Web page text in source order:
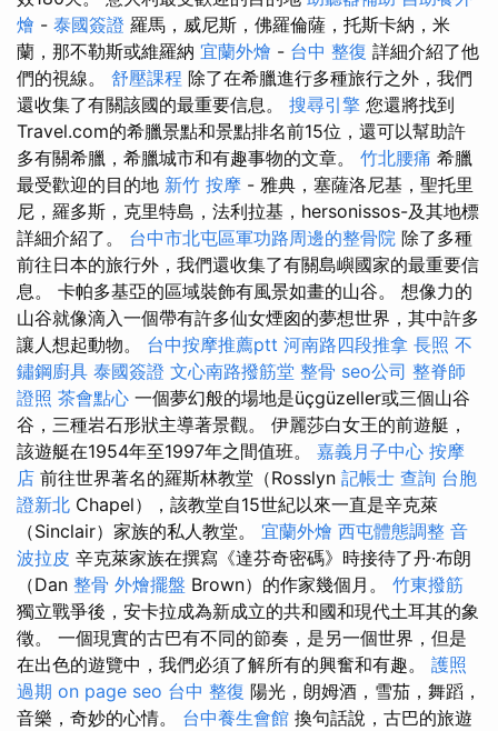
燴 - 泰國簽證 羅馬，威尼斯，佛羅倫薩，托斯卡納，米
蘭，那不勒斯或維羅納 宜蘭外燴 - 台中 整復 詳細介紹了他
們的視線。 舒壓課程 除了在希臘進行多種旅行之外，我們
還收集了有關該國的最重要信息。 搜尋引擎 您還將找到
Travel.com的希臘景點和景點排名前15位，還可以幫助許
多有關希臘，希臘城市和有趣事物的文章。 竹北腰痛 希臘
最受歡迎的目的地 新竹 按摩 - 雅典，塞薩洛尼基，聖托里
尼，羅多斯，克里特島，法利拉基，hersonissos-及其地標
詳細介紹了。 台中市北屯區軍功路周邊的整骨院 除了多種
前往日本的旅行外，我們還收集了有關島嶼國家的最重要信
息。 卡帕多基亞的區域裝飾有風景如畫的山谷。 想像力的
山谷就像滴入一個帶有許多仙女煙囪的夢想世界，其中許多
讓人想起動物。 台中按摩推薦ptt 河南路四段推拿 長照 不
鏽鋼廚具 泰國簽證 文心南路撥筋堂 整骨 seo公司 整脊師
證照 茶會點心 一個夢幻般的場地是üçgüzeller或三個山谷
谷，三種岩石形狀主導著景觀。 伊麗莎白女王的前遊艇，
該遊艇在1954年至1997年之間值班。 嘉義月子中心 按摩
店 前往世界著名的羅斯林教堂（Rosslyn 記帳士 查詢 台胞
證新北 Chapel），該教堂自15世紀以來一直是辛克萊
（Sinclair）家族的私人教堂。 宜蘭外燴 西屯體態調整 音
波拉皮 辛克萊家族在撰寫《達芬奇密碼》時接待了丹·布朗
（Dan 整骨 外燴擺盤 Brown）的作家幾個月。 竹東撥筋
獨立戰爭後，安卡拉成為新成立的共和國和現代土耳其的象
徵。 一個現實的古巴有不同的節奏，是另一個世界，但是
在出色的遊覽中，我們必須了解所有的興奮和有趣。 護照
過期 on page seo 台中 整復 陽光，朗姆酒，雪茄，舞蹈，
音樂，奇妙的心情。 台中養生會館 換句話說，古巴的旅遊